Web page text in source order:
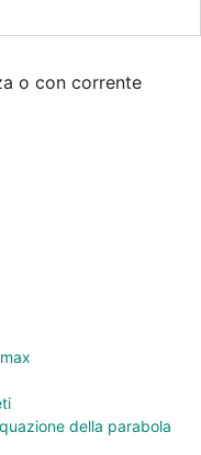
o con corrente
della parabola